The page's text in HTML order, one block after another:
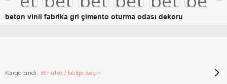
beton vinil fabrika gri çimento oturma odası dekoru
Kargolandı: Bir ülke / bölge seçin